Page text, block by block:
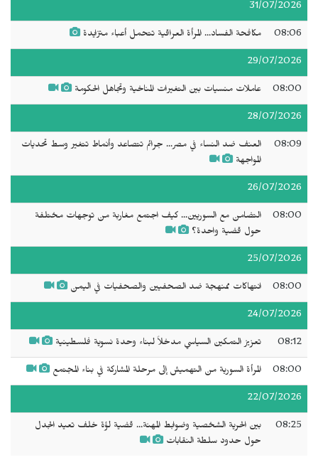
31/07/2026
08:06 مكافحة الفساد... المرأة العراقية تتحمل أعباء متزايدة
29/07/2026
08:00 عاملات منسيات بين التغيرات المناخية وتجاهل الحكومة
28/07/2026
08:09
العنف ضد النساء في مصر... جرائم تتصاعد وأنماط تتغير وسط تحديات
المواجهة
26/07/2026
08:00
التضامن مع السوريين... كيف اجتمع مغاربة من توجهات مختلفة
حول قضية واحدة؟
25/07/2026
08:00 انتهاكات ممنهجة ضد الصحفيين والصحفيات في اليمن
24/07/2026
08:12 تعزيز التمكين السياسي مدخلاً لبناء وحدة نسوية فلسطينية
08:00 المرأة السورية من التهميش إلى مرحلة المشاركة في بناء المجتمع
22/07/2026
08:25
بين الحرية الشخصية وضوابط المهنة... قضية لؤة خلف تعيد الجدل
حول حدود سلطة النقابات